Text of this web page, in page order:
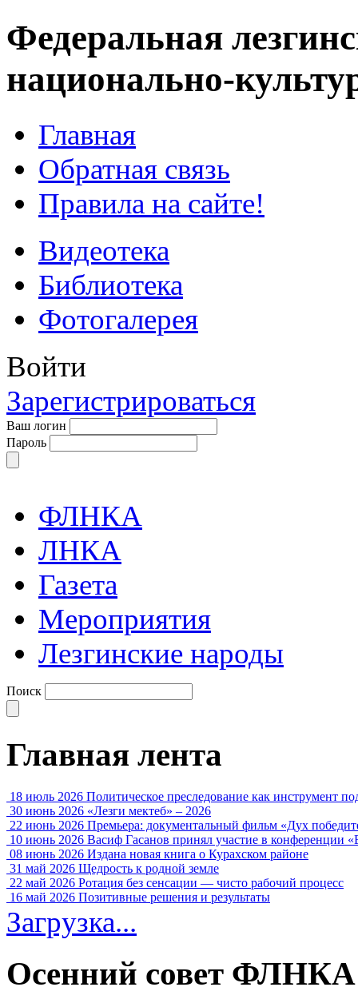
Федеральная
национально-
Главная
Обратная связь
Правила на сайте!
Видеотека
Библиотека
Фотогалерея
Войти
Зарегистрироваться
Ваш логин
Пароль
ФЛНКА
ЛНКА
Газета
Мероприятия
Лезгинские народы
Поиск
Главная лента
18 июль 2026 Политическое преследование как инструмент
30 июнь 2026 «Лезги мектеб» – 2026
22 июнь 2026 Премьера: документальный фильм «Дух
10 июнь 2026 Васиф Гасанов принял участие в конференции
08 июнь 2026 Издана новая книга о Курахском районе
31 май 2026 Щедрость к родной земле
22 май 2026 Ротация без сенсации — чисто рабочий процесс
16 май 2026 Позитивные решения и результаты
Загрузка...
Осенний совет ФЛНКА